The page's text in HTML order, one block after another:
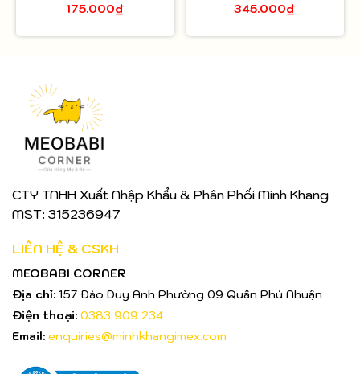
175.000₫
345.000₫
CTY TNHH Xuất Nhập Khẩu & Phân Phối Minh Khang
MST: 315236947
LIÊN HỆ & CSKH
MEOBABI CORNER
Địa chỉ: 157 Đào Duy Anh Phường 09 Quận Phú Nhuận
Điện thoại: 0383 909 234
Email: enquiries@minhkhangimex.com